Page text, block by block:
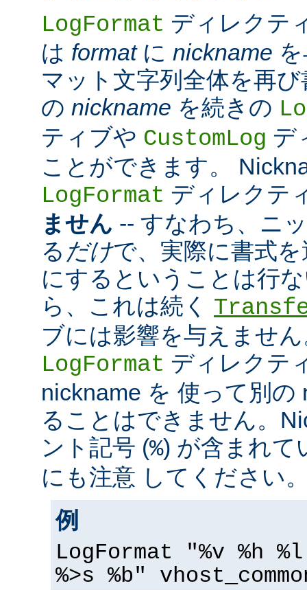
LogFormat ディレクテ
は formatに nickname
マット文字列全体を再
の nickname を続きの
ティブや CustomLog デ
ことができます。
LogFormat ディレクテ
ません -- すなわち、ニ
る だけで、実際に書式
にするということは行
ら、これは続く
ブには影響を与えませ
LogFormat ディレクテ
nickname を 使って別の
ることはできません。
ント記号 (%) が含まれて
にも注意 してください
例
LogFormat "%v %h
%>s %b"